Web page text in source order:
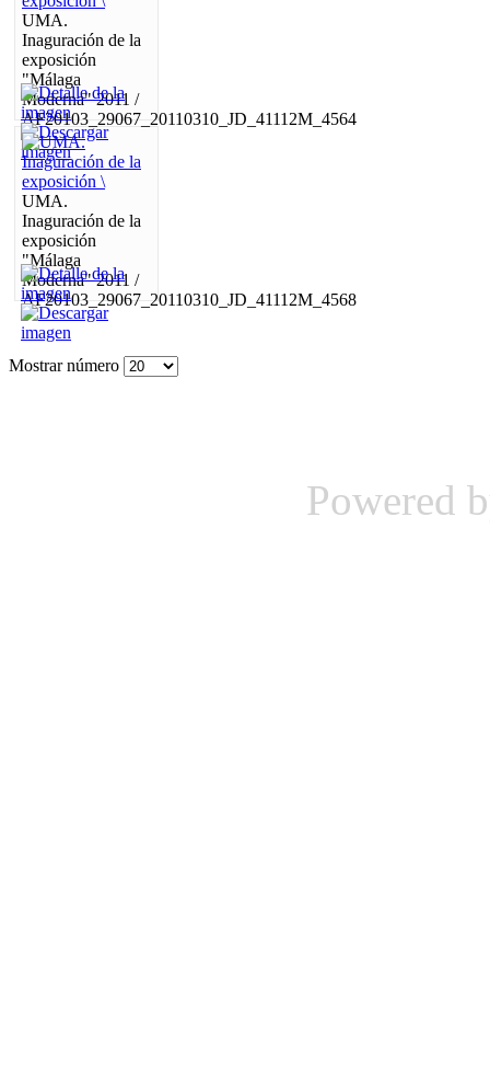
UMA.
Inaguración de la
exposición
"Málaga
Moderna" 2011 /
AF20103_29067_20110310_JD_41112M_4564
UMA.
Inaguración de la
exposición
"Málaga
Moderna" 2011 /
AF20103_29067_20110310_JD_41112M_4568
Mostrar número
Powered